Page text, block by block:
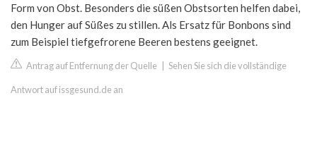
Form von Obst. Besonders die süßen Obstsorten helfen dabei,
den Hunger auf Süßes zu stillen. Als Ersatz für Bonbons sind
zum Beispiel tiefgefrorene Beeren bestens geeignet.
Antrag auf Entfernung der Quelle Sehen Sie sich die vollständige
Antwort auf issgesund.de an